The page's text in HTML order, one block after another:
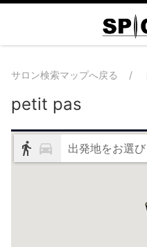
サロン検索マップへ戻る
petit pas
出発地をお選